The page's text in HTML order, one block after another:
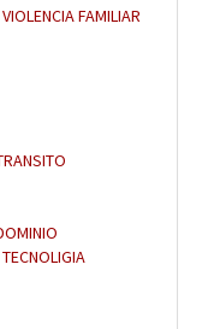
FAMILIAR